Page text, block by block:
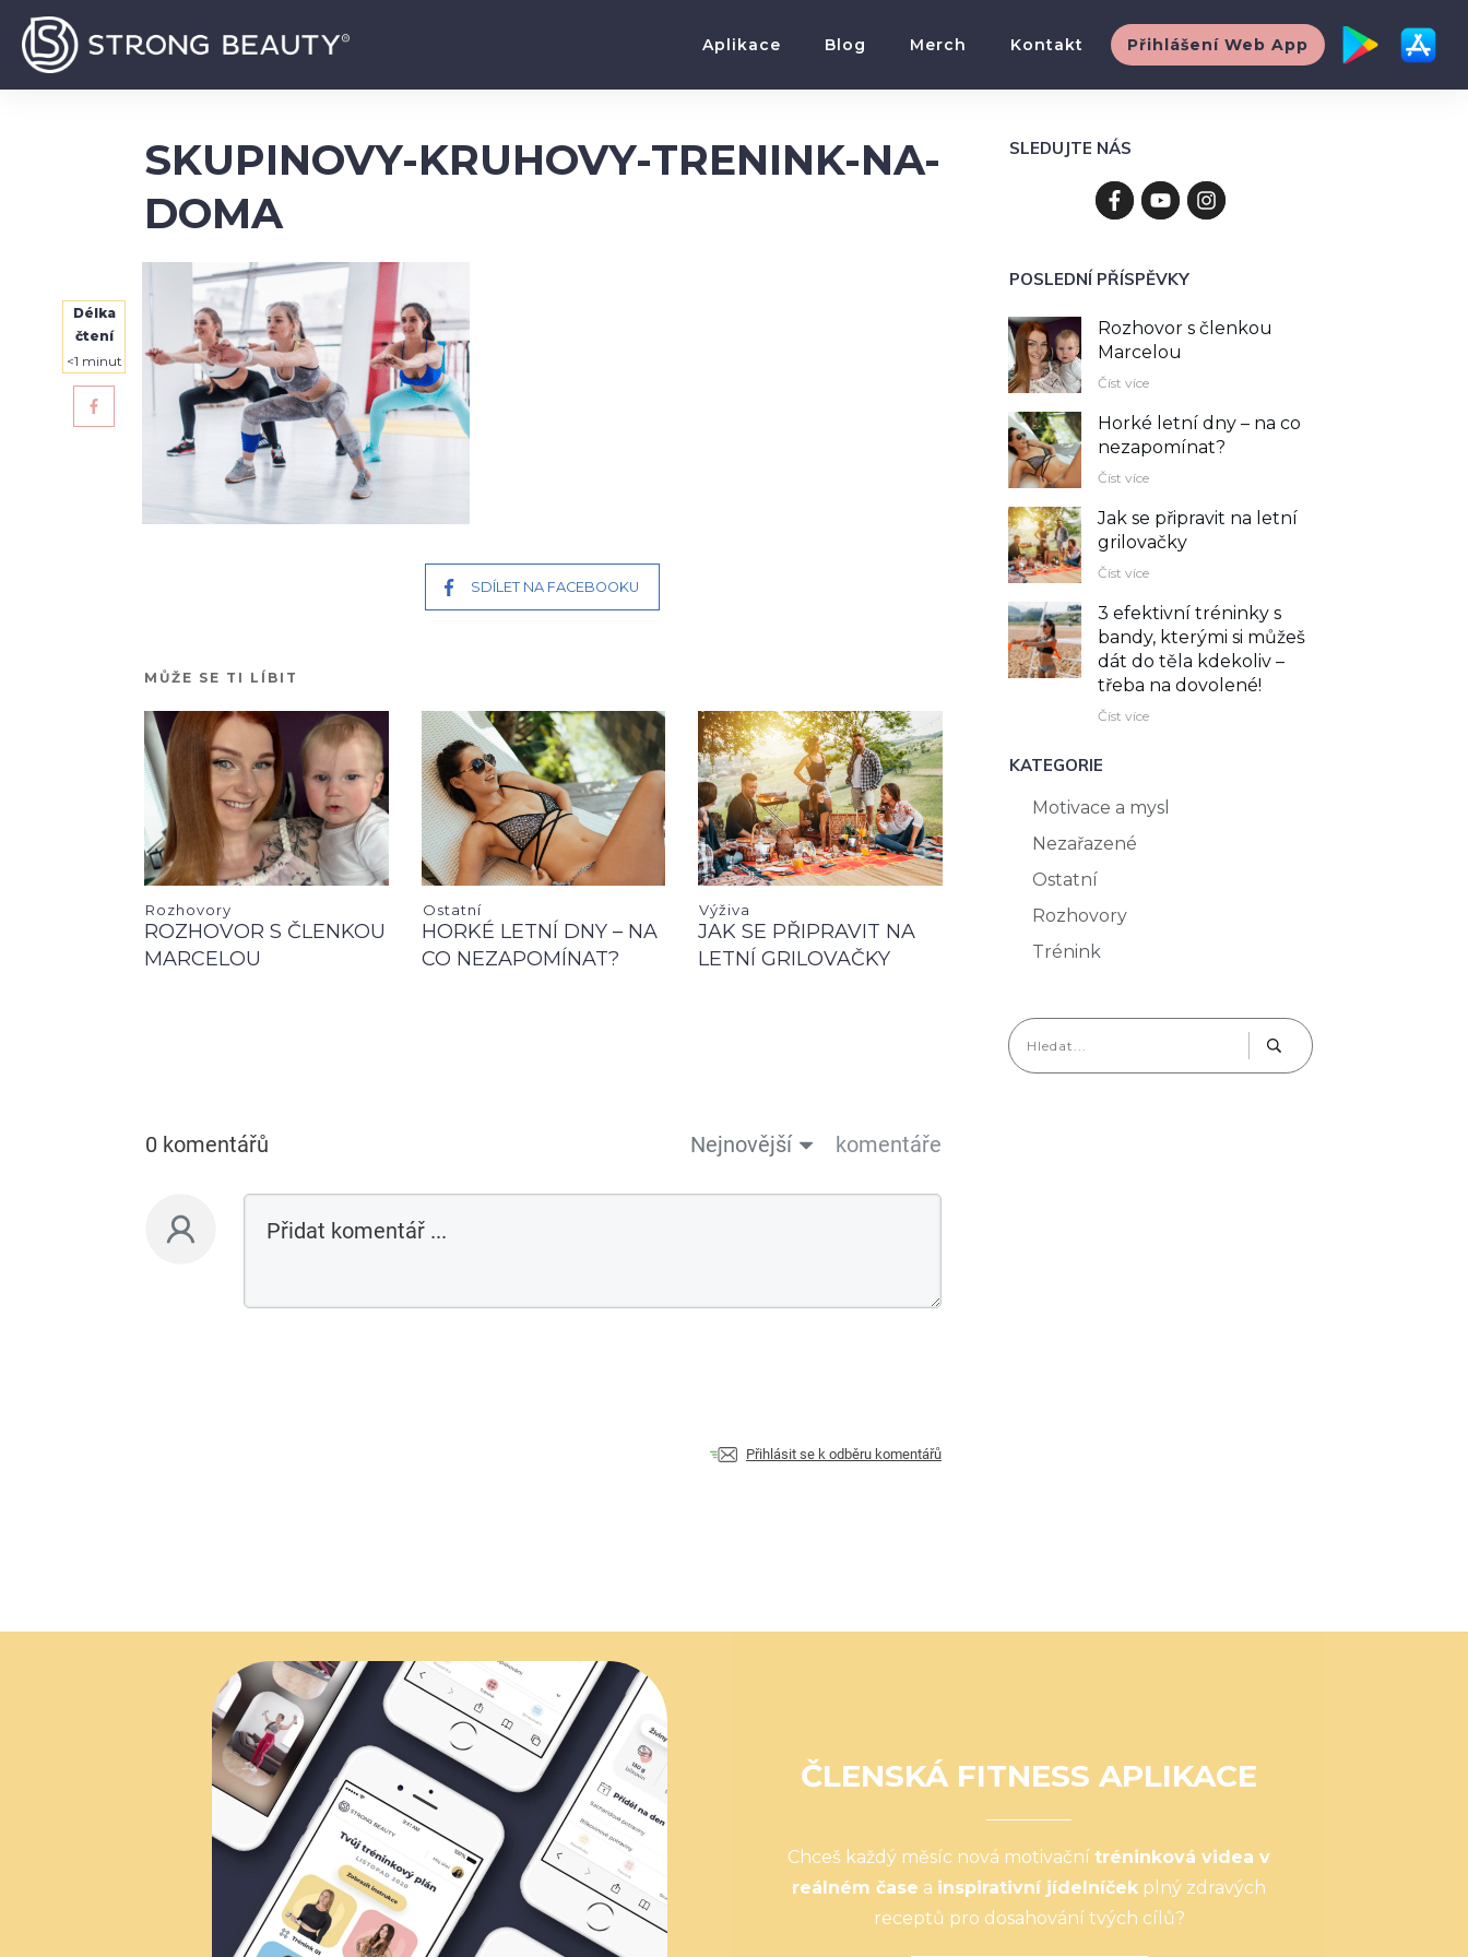
Aplikace Blog Merch Kontakt Přihlášení Web App
SKUPINOVY-KRUHOVY-TRENINK-NA-
DOMA
Délka
čtení
<1 minut
SDÍLET NA FACEBOOKU
MŮŽE SE TI LÍBIT
Rozhovory
ROZHOVOR S ČLENKOU
MARCELOU
Ostatní
HORKÉ LETNÍ DNY – NA
CO NEZAPOMÍNAT?
Výživa
JAK SE PŘIPRAVIT NA
LETNÍ GRILOVAČKY
0 komentářů Nejnovější komentáře
Přihlásit se k odběru komentářů
SLEDUJTE NÁS
POSLEDNÍ PŘÍSPĚVKY
Rozhovor s členkou
Marcelou
Číst více
Horké letní dny – na co
nezapomínat?
Číst více
Jak se připravit na letní
grilovačky
Číst více
3 efektivní tréninky s
bandy, kterými si můžeš
dát do těla kdekoliv –⁠
třeba na dovolené!
Číst více
KATEGORIE
Motivace a mysl
Nezařazené
Ostatní
Rozhovory
Trénink
ČLENSKÁ FITNESS APLIKACE
Chceš každý měsíc nová motivační tréninková videa v
reálném čase a inspirativní jídelníček plný zdravých
receptů pro dosahování tvých cílů?